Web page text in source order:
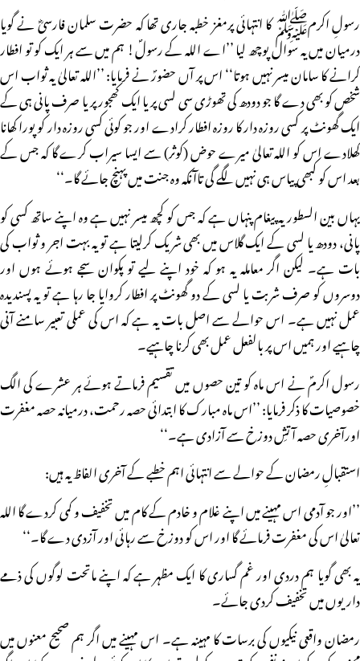
رسولِ اکرمﷺ کا انتہائی پرمغز خطبہ جاری تھا کہ حضرت سلمان فارسیؓ نے گویا
درمیان میں یہ سوال پوچھ لیا ’’اے اللہ کے رسولؐ! ہم میں سے ہر ایک کو تو افطار
کرانے کا سامان میسر نہیں ہوتا‘‘ اس پر آں حضورؐ نے فرمایا: ’’اللہ تعالیٰ یہ ثواب اس
شخص کو بھی دے گا جو دودھ کی تھوڑی سی لسی پر یا ایک کھجور پر یا صرف پانی ہی کے
ایک گھونٹ پر کسی روزہ دار کا روزہ افطار کرادے اور جو کوئی کسی روزہ دار کو پورا کھانا
کھلادے اس کو اللہ تعالیٰ میرے حوض (کوثر) سے ایسا سیراب کرے گا کہ جس کے
بعد اس کو کبھی پیاس ہی نہیں لگے گی تاآنکہ وہ جنت میں پہنچ جائے گا۔‘‘
یہاں بین السطور یہ پیغام پنہاں ہے کہ جس کو کچھ میسر نہیں ہے وہ اپنے ساتھ کسی کو
پانی، دودھ یا لسی کے ایک گلاس میں بھی شریک کرلیتا ہے تو یہ بہت اجر و ثواب کی
بات ہے۔ لیکن اگر معاملہ یہ ہو کہ خود اپنے لیے تو پکوان سجے ہوئے ہوں اور
دوسروں کو صرف شربت یا لسی کے دو گھونٹ پر افطار کروایا جا رہا ہے تو یہ پسندیدہ
عمل نہیں ہے۔ اس حوالے سے اصل بات یہ ہے کہ اس کی عملی تعبیر سامنے آنی
چاہیے اور ہمیں اس پر بالفعل عمل بھی کرنا چاہیے۔
رسول اکرمؐ نے اس ماہ کو تین حصوں میں تقسیم فرماتے ہوئے ہر عشرے کی الگ
خصوصیات کا ذکر فرمایا: ’’اس ماہ مبارک کا ابتدائی حصہ رحمت، درمیانہ حصہ مغفرت
اورآخری حصہ آتشِ دوزخ سے آزادی ہے۔‘‘
استقبالِ رمضان کے حوالے سے انتہائی اہم خطبے کے آخری الفاظ یہ ہیں:
’’اور جو آدمی اس مہینے میں اپنے غلام و خادم کے کام میں تخفیف و کمی کردے گا اللہ
تعالیٰ اس کی مغفرت فرمائے گا اور اس کو دوزخ سے رہائی اور آزدی دے گا۔‘‘
یہ بھی گویا ہم دردی اور غم گساری کا ایک مظہر ہے کہ اپنے ماتحت لوگوں کی ذمے
داریوں میں تخفیف کردی جائے۔
رمضان واقعی نیکیوں کی برسات کا مہینہ ہے۔ اس مہینے میں اگر ہم صحیح معنوں میں